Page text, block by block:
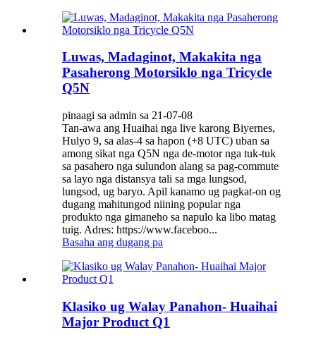
Luwas, Madaginot, Makakita nga
Pasaherong Motorsiklo nga Tricycle
Q5N
pinaagi sa admin sa 21-07-08
Tan-awa ang Huaihai nga live karong Biyernes,
Hulyo 9, sa alas-4 sa hapon (+8 UTC) uban sa
among sikat nga Q5N nga de-motor nga tuk-tuk
sa pasahero nga sulundon alang sa pag-commute
sa layo nga distansya tali sa mga lungsod,
lungsod, ug baryo. Apil kanamo ug pagkat-on og
dugang mahitungod niining popular nga
produkto nga gimaneho sa napulo ka libo matag
tuig. Adres: https://www.faceboo...
Basaha ang dugang pa
Klasiko ug Walay Panahon- Huaihai
Major Product Q1